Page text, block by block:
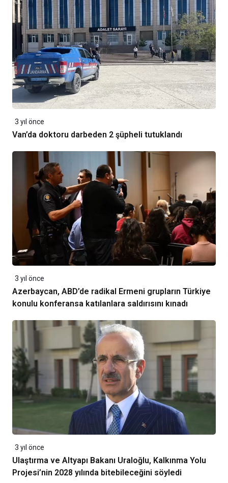
3 yıl önce
Van’da doktoru darbeden 2 şüpheli tutuklandı
3 yıl önce
Azerbaycan, ABD’de radikal Ermeni grupların Türkiye
konulu konferansa katılanlara saldırısını kınadı
3 yıl önce
Ulaştırma ve Altyapı Bakanı Uraloğlu, Kalkınma Yolu
Projesi’nin 2028 yılında bitebileceğini söyledi